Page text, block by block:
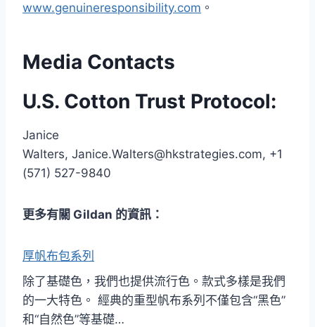
www.genuineresponsibility.com 。
Media Contacts
U.S. Cotton Trust Protocol:
Janice
Walters, Janice.Walters@hkstrategies.com, +1
(571) 527-9840
更多有關 Gildan 的資訊：
厚帆布包系列
除了基礎色，我們也提供流行色。款式多樣是我們
的一大特色。 經典的重型帆布系列不僅包含“黑色”
和“自然色”等基礎…